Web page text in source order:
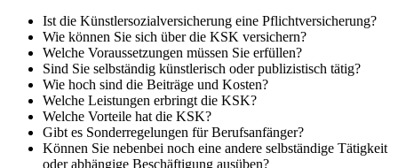
Ist die Künstlersozialversicherung eine Pflichtversicherung?
Wie können Sie sich über die KSK versichern?
Welche Voraussetzungen müssen Sie erfüllen?
Sind Sie selbständig künstlerisch oder publizistisch tätig?
Wie hoch sind die Beiträge und Kosten?
Welche Leistungen erbringt die KSK?
Welche Vorteile hat die KSK?
Gibt es Sonderregelungen für Berufsanfänger?
Können Sie nebenbei noch eine andere selbständige Tätigkeit
oder abhängige Beschäftigung ausüben?